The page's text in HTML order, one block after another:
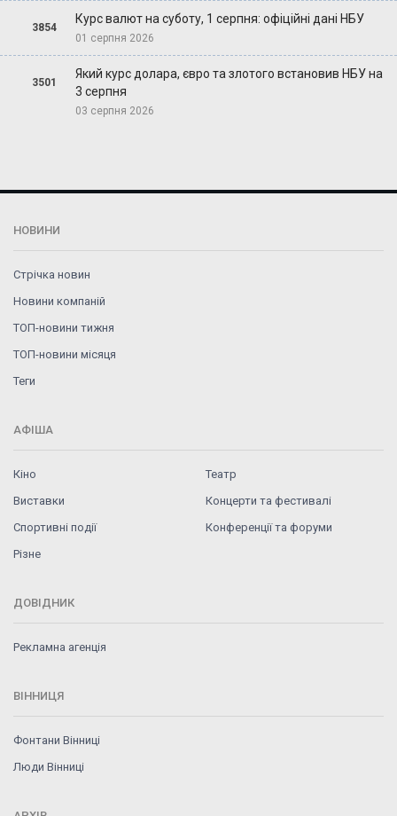
3854
Курс валют на суботу, 1 серпня: офіційні дані НБУ
01 серпня 2026
3501
Який курс долара, євро та злотого встановив НБУ на
3 серпня
03 серпня 2026
НОВИНИ
Стрічка новин
Новини компаній
ТОП-новини тижня
ТОП-новини місяця
Теги
АФІША
Кіно
Театр
Виставки
Концерти та фестивалі
Спортивні події
Конференції та форуми
Різне
ДОВІДНИК
Рекламна агенція
ВІННИЦЯ
Фонтани Вінниці
Люди Вінниці